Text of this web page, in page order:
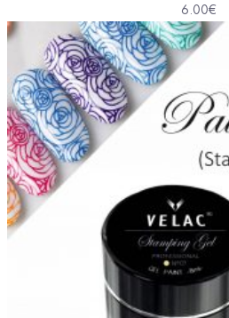
6.00€